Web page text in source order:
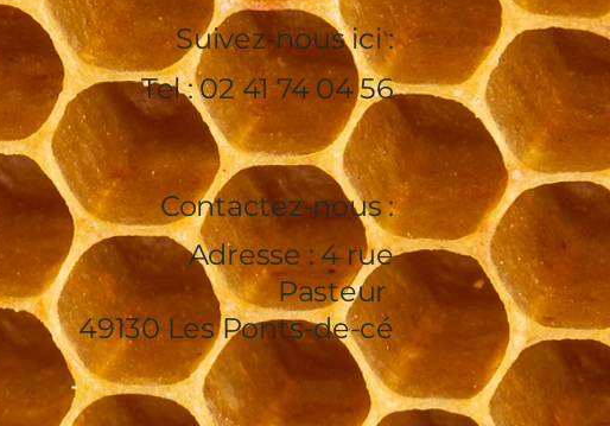
Suivez-nous ici :
Tel : 02 41 74 04 56
Contactez-nous :
Adresse : 4 rue
Pasteur
49130 Les Ponts-de-cé